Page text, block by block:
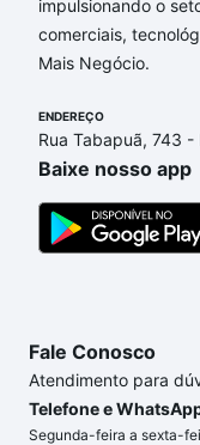
dúvida dos
compra, veja em
o imóvel dos seus
conforto. Loft,
impulsionando o
comerciais,
Mais Negócio.
ENDEREÇO
Rua Tabapuã, 743
Baixe nosso app
Fale Conosco
Atendimento para
Telefone e
Segunda-feira a sexta-